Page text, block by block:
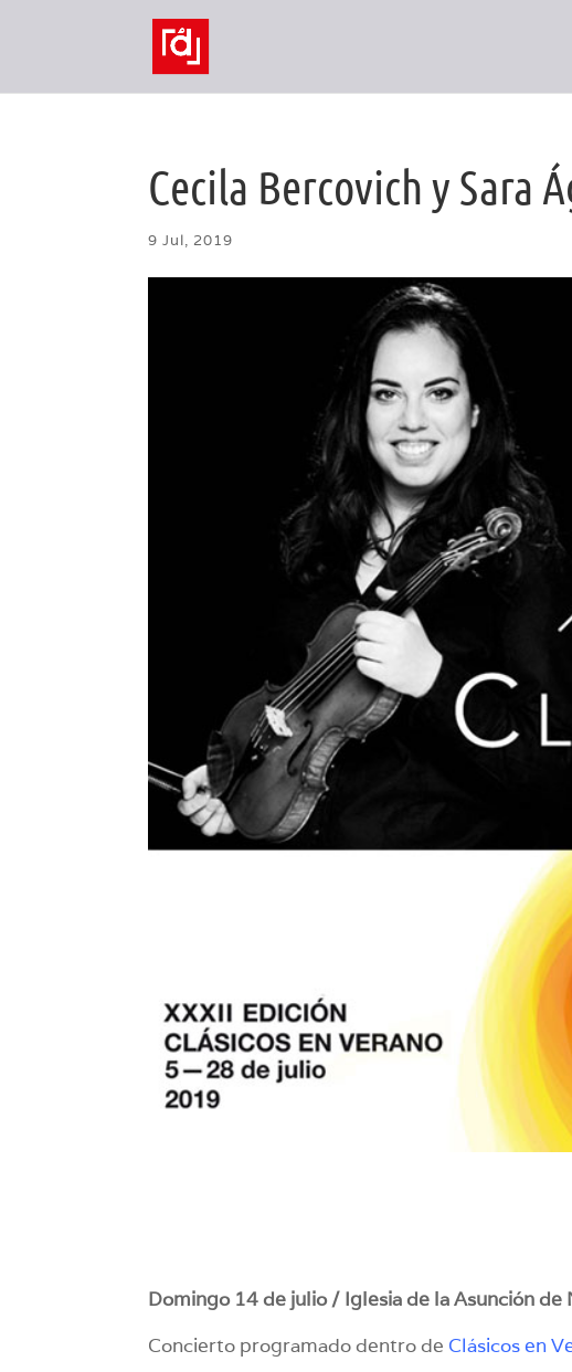
Cecila Bercovich y Sara
9 Jul, 2019
Domingo 14 de julio / Iglesia de la Asunción
Concierto programado dentro de Clásicos en